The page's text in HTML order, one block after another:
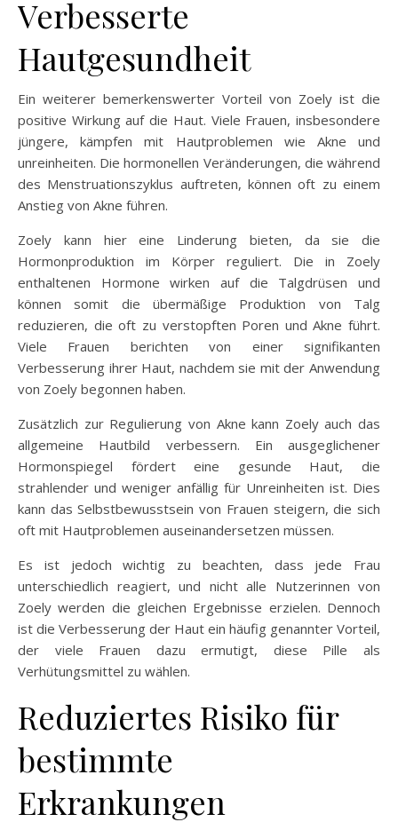
Verbesserte
Hautgesundheit
Ein weiterer bemerkenswerter Vorteil von Zoely ist die
positive Wirkung auf die Haut. Viele Frauen, insbesondere
jüngere, kämpfen mit Hautproblemen wie Akne und
unreinheiten. Die hormonellen Veränderungen, die während
des Menstruationszyklus auftreten, können oft zu einem
Anstieg von Akne führen.
Zoely kann hier eine Linderung bieten, da sie die
Hormonproduktion im Körper reguliert. Die in Zoely
enthaltenen Hormone wirken auf die Talgdrüsen und
können somit die übermäßige Produktion von Talg
reduzieren, die oft zu verstopften Poren und Akne führt.
Viele Frauen berichten von einer signifikanten
Verbesserung ihrer Haut, nachdem sie mit der Anwendung
von Zoely begonnen haben.
Zusätzlich zur Regulierung von Akne kann Zoely auch das
allgemeine Hautbild verbessern. Ein ausgeglichener
Hormonspiegel fördert eine gesunde Haut, die
strahlender und weniger anfällig für Unreinheiten ist. Dies
kann das Selbstbewusstsein von Frauen steigern, die sich
oft mit Hautproblemen auseinandersetzen müssen.
Es ist jedoch wichtig zu beachten, dass jede Frau
unterschiedlich reagiert, und nicht alle Nutzerinnen von
Zoely werden die gleichen Ergebnisse erzielen. Dennoch
ist die Verbesserung der Haut ein häufig genannter Vorteil,
der viele Frauen dazu ermutigt, diese Pille als
Verhütungsmittel zu wählen.
Reduziertes Risiko für
bestimmte
Erkrankungen